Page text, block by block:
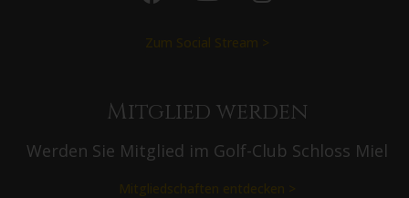
Zum Social Stream >
Mitglied werden
Werden Sie Mitglied im Golf-Club Schloss Miel
Mitgliedschaften entdecken >